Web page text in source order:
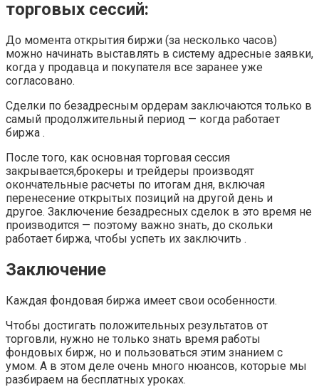
торговых сессий:
До момента открытия биржи (за несколько часов)
можно начинать выставлять в систему адресные заявки,
когда у продавца и покупателя все заранее уже
согласовано.
Сделки по безадресным ордерам заключаются только в
самый продолжительный период — когда работает
биржа .
После того, как основная торговая сессия
закрывается,брокеры и трейдеры производят
окончательные расчеты по итогам дня, включая
перенесение открытых позиций на другой день и
другое. Заключение безадресных сделок в это время не
производится — поэтому важно знать, до скольки
работает биржа, чтобы успеть их заключить .
Заключение
Каждая фондовая биржа имеет свои особенности.
Чтобы достигать положительных результатов от
торговли, нужно не только знать время работы
фондовых бирж, но и пользоваться этим знанием с
умом. А в этом деле очень много нюансов, которые мы
разбираем на бесплатных уроках.